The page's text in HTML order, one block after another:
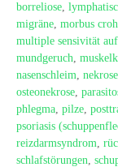
borreliose,
migräne, morbus
multiple sensivität
mundgeruch,
nasenschleim, nekrose
osteonekrose,
phlegma, pilze,
psoriasis
reizdarmsyndrom,
schlafstörungen,